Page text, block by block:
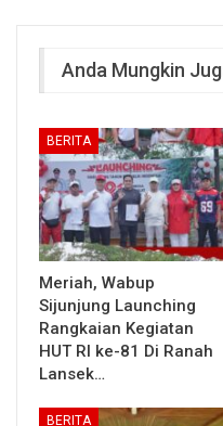
Anda Mungkin
BERITA
Meriah, Wabup
Sijunjung Launching
Rangkaian Kegiatan
HUT RI ke-81 Di Ranah
Lansek…
BERITA